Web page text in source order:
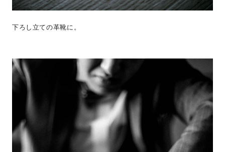
下ろし立ての革靴に。